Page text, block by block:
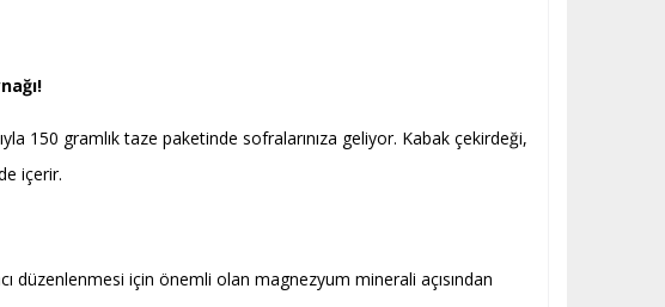
150 gramlık taze paketinde sofralarınıza geliyor. Kabak çekirdeği,
içerir.
düzenlenmesi için önemli olan magnezyum minerali açısından